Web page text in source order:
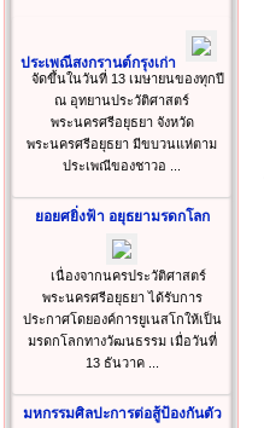
ประเพณีสงกรานต์กรุงเก่า
จัดขึ้นในวันที่ 13 เมษายนของทุกปี
ณ อุทยานประวัติศาสตร์
พระนครศรีอยุธยา จังหวัด
พระนครศรีอยุธยา มีขบวนแห่ตาม
ประเพณีของชาวอ ...
ยอยศยิ่งฟ้า อยุธยามรดกโลก
เนื่องจากนครประวัติศาสตร์
พระนครศรีอยุธยา ได้รับการ
ประกาศโดยองค์การยูเนสโกให้เป็น
มรดกโลกทางวัฒนธรรม เมื่อวันที่
13 ธันวาค ...
มหกรรมศิลปะการต่อสู้ป้องกันตัว